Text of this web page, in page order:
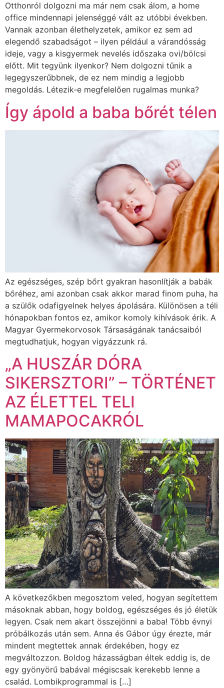
Otthonról dolgozni ma már nem csak álom, a home
office mindennapi jelenséggé vált az utóbbi években.
Vannak azonban élethelyzetek, amikor ez sem ad
elegendő szabadságot – ilyen például a várandósság
ideje, vagy a kisgyermek nevelés időszaka ovi/bölcsi
előtt. Mit tegyünk ilyenkor? Nem dolgozni tűnik a
legegyszerűbbnek, de ez nem mindig a legjobb
megoldás. Létezik-e megfelelően rugalmas munka?
Így ápold a baba bőrét télen
Az egészséges, szép bőrt gyakran hasonlítják a babák
bőréhez, ami azonban csak akkor marad finom puha, ha
a szülők odafigyelnek helyes ápolására. Különösen a téli
hónapokban fontos ez, amikor komoly kihívások érik. A
Magyar Gyermekorvosok Társaságának tanácsaiból
megtudhatjuk, hogyan vigyázzunk rá.
„A HUSZÁR DÓRA
SIKERSZTORI” – TÖRTÉNET
AZ ÉLETTEL TELI
MAMAPOCAKRÓL
A következőkben megosztom veled, hogyan segítettem
másoknak abban, hogy boldog, egészséges és jó életük
legyen. Csak nem akart összejönni a baba! Több évnyi
próbálkozás után sem. Anna és Gábor úgy érezte, már
mindent megtettek annak érdekében, hogy ez
megváltozzon. Boldog házasságban éltek eddig is, de
egy gyönyörű babával mégiscsak kerekebb lenne a
család. Lombikprogrammal is […]